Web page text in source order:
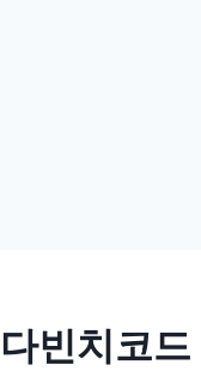
빈치코드